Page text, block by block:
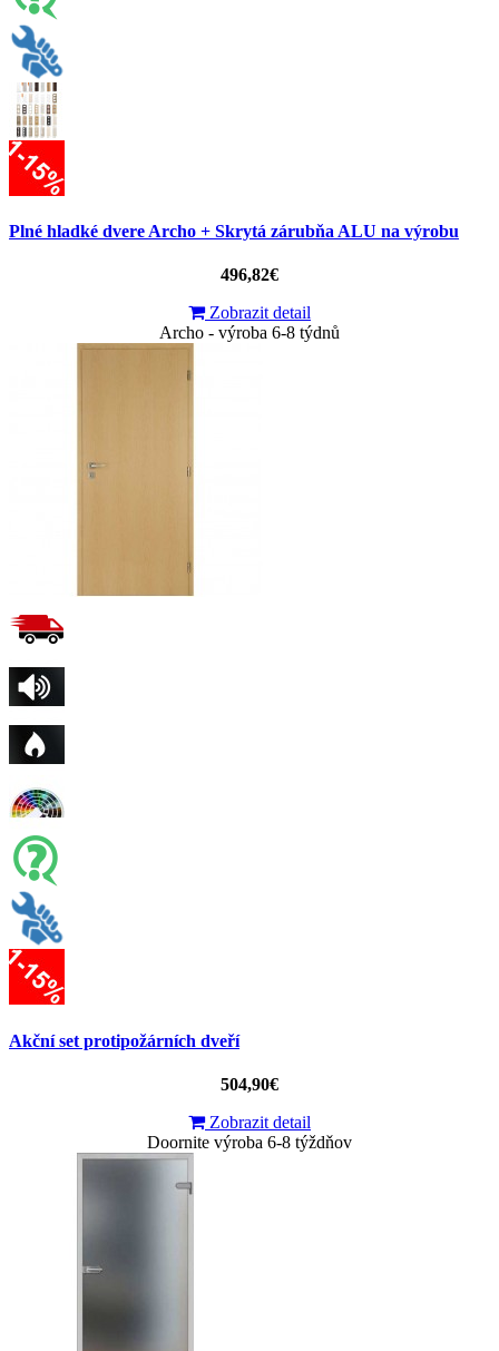
Plné hladké dvere Archo + Skrytá zárubňa ALU na výrobu
496,82€
Zobrazit detail
Archo - výroba 6-8 týdnů
Akční set protipožárních dveří
504,90€
Zobrazit detail
Doornite výroba 6-8 týždňov